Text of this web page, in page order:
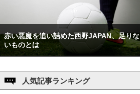
赤い悪魔を追い詰めた西野JAPAN、足りな
いものとは
人気記事ランキング